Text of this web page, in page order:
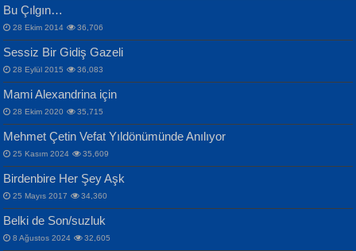
İPEK ACAR SERT
Gazze’nin Şecaati, Ümmetin İmtihanı...
MAHMUT GÜRBÜZ
İbrahim Olmak ve Bitirebilmek...
Selahattin Yıldız
İdrakimle Üşürken...
Songül Özel
Mahzen...
ERDEM BAYAZIT
Sana, Bana, Vatanıma, Ülkemin
İnsanlarına Dair...
NAZIM HİKMET RAN
Bir Cezaevinde, Tecritteki Adamın
Mektupları...
Bu Çılgın…
28 Ekim 2014 36,706
Sessiz Bir Gidiş Gazeli
28 Eylül 2015 36,083
Mami Alexandrina için
28 Ekim 2020 35,715
Mehmet Çetin Vefat Yıldönümünde Anılıyor
25 Kasım 2024 35,609
Birdenbire Her Şey Aşk
25 Mayıs 2017 34,360
Belki de Son/suzluk
8 Ağustos 2024 32,605